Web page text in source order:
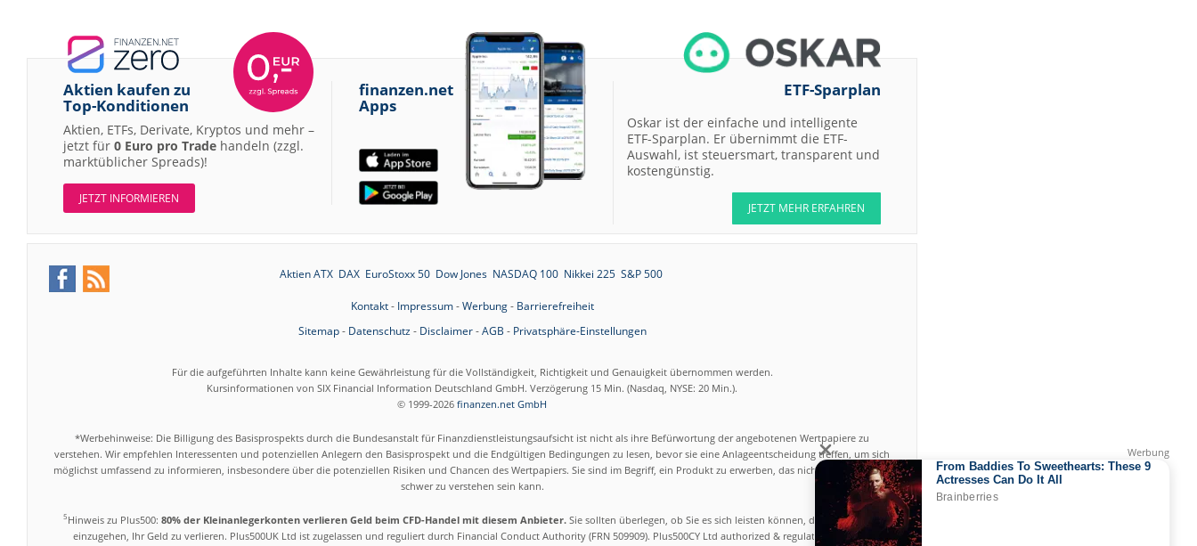
Aktien kaufen zu
Top-Konditionen
Aktien, ETFs, Derivate, Kryptos und mehr –
jetzt für 0 Euro pro Trade handeln (zzgl.
marktüblicher Spreads)!
JETZT INFORMIEREN
finanzen.net
Apps
ETF-Sparplan
Oskar ist der einfache und intelligente
ETF-Sparplan. Er übernimmt die ETF-
Auswahl, ist steuersmart, transparent und
kostengünstig.
JETZT MEHR ERFAHREN
Aktien ATX DAX EuroStoxx 50 Dow Jones NASDAQ 100 Nikkei 225 S&P 500
Kontakt- Impressum-Werbung- Barrierefreiheit
Sitemap- Datenschutz- Disclaimer-AGB - Privatsphäre-Einstellungen
Für die aufgeführten Inhalte kann keine Gewährleistung für die Vollständigkeit, Richtigkeit und Genauigkeit übernommen werden.
Kursinformationen von SIX Financial Information Deutschland GmbH. Verzögerung 15 Min. (Nasdaq, NYSE: 20 Min.).
© 1999-2026 finanzen.net GmbH
*Werbehinweise: Die Billigung des Basisprospekts durch die Bundesanstalt für Finanzdienstleistungsaufsicht ist nicht als ihre Befürwortung der angebotenen Wertpapiere zu
verstehen. Wir empfehlen Interessenten und potenziellen Anlegern den Basisprospekt und die Endgültigen Bedingungen zu lesen, bevor sie eine Anlageentscheidung treffen, um sich
möglichst umfassend zu informieren, insbesondere über die potenziellen Risiken und Chancen des Wertpapiers. Sie sind im Begriff, ein Produkt zu erwerben, das nicht einfach ist und
schwer zu verstehen sein kann.
5Hinweis zu Plus500: 80% der Kleinanlegerkonten verlieren Geld beim CFD-Handel mit diesem Anbieter.Sie sollten überlegen, ob Sie es sich leisten können, das hohe Risiko
einzugehen, Ihr Geld zu verlieren. Plus500UK Ltd ist zugelassen und reguliert durch Financial Conduct Authority (FRN 509909). Plus500CY Ltd authorized & regulated by CySEC